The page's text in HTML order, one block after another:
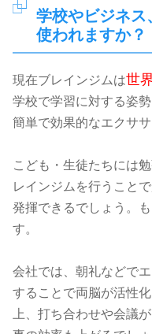
学校やビジネス
使われますか？
現在ブレインジムは世
学校で学習に対する姿
簡単で効果的なエクサ
こども・生徒たちには
レインジムを行うこと
発揮できるでしょう。
す。
会社では、朝礼などで
することで両脳が活性
上、打ち合わせや会議